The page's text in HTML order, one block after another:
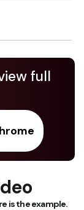
full
is the example.